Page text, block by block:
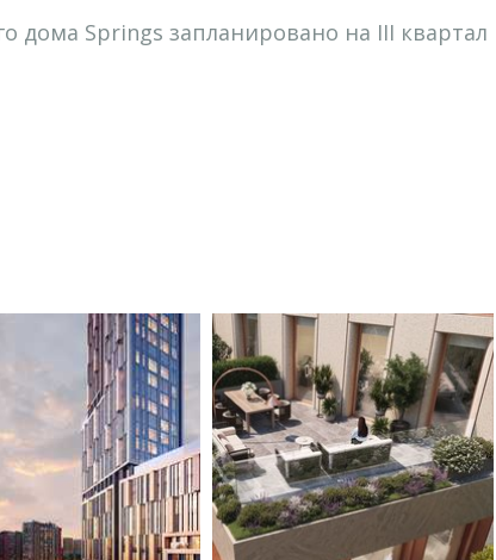
дома Springs запланировано на III квартал